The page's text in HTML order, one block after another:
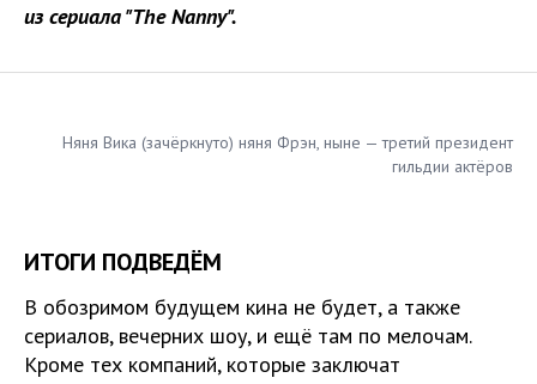
из сериала "The Nanny".
Няня Вика (зачёркнуто) няня Фрэн, ныне — третий президент
гильдии актёров
ИТОГИ ПОДВЕДЁМ
В обозримом будущем кина не будет, а также
сериалов, вечерних шоу, и ещё там по мелочам.
Кроме тех компаний, которые заключат